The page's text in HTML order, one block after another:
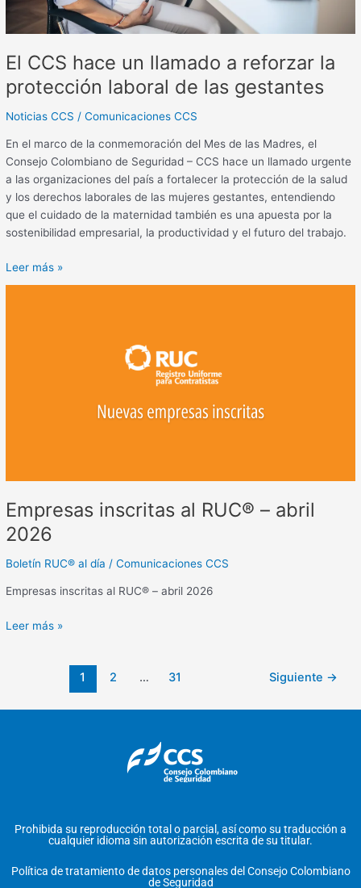
El CCS hace un llamado a reforzar la
protección laboral de las gestantes
Noticias CCS /Comunicaciones CCS
En el marco de la conmemoración del Mes de las Madres, el
Consejo Colombiano de Seguridad – CCS hace un llamado urgente
a las organizaciones del país a fortalecer la protección de la salud
y los derechos laborales de las mujeres gestantes, entendiendo
que el cuidado de la maternidad también es una apuesta por la
sostenibilidad empresarial, la productividad y el futuro del trabajo.
laboral
gestantes
Leer más »
Empresas inscritas al RUC® – abril
2026
Boletín RUC® al día /Comunicaciones CCS
Empresas inscritas al RUC® – abril 2026
Leer más »
1 2 … 31 Siguiente →
Prohibida su reproducción total o parcial, así como su traducción a
cualquier idioma sin autorización escrita de su titular.
Política de tratamiento de datos personales del Consejo Colombiano
de Seguridad